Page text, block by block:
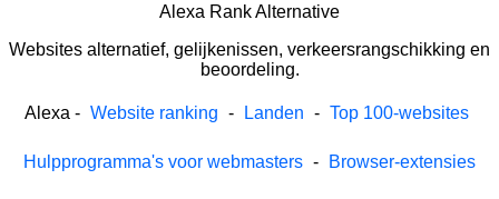
Alexa Rank Alternative
Websites alternatief, gelijkenissen, verkeersrangschikking en
beoordeling.
Alexa - Website ranking - Landen - Top 100-websites
Hulpprogramma's voor webmasters - Browser-extensies